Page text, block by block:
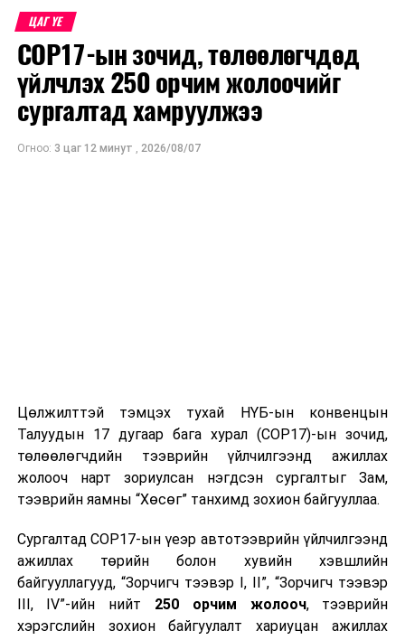
ЦАГ ҮЕ
COP17-ын зочид, төлөөлөгчдөд
үйлчлэх 250 орчим жолоочийг
сургалтад хамруулжээ
Огноо: 3 цаг 12 минут , 2026/08/07
Цөлжилттэй тэмцэх тухай НҮБ-ын конвенцын
Талуудын 17 дугаар бага хурал (COP17)-ын зочид,
төлөөлөгчдийн тээврийн үйлчилгээнд ажиллах
жолооч нарт зориулсан нэгдсэн сургалтыг Зам,
тээврийн яамны “Хөсөг” танхимд зохион байгууллаа.
Сургалтад COP17-ын үеэр автотээврийн үйлчилгээнд
ажиллах төрийн болон хувийн хэвшлийн
байгууллагууд, “Зорчигч тээвэр I, II”, “Зорчигч тээвэр
III, IV”-ийн нийт 250 орчим жолооч, тээврийн
хэрэгслийн зохион байгуулалт хариуцан ажиллах